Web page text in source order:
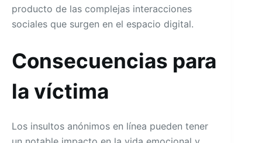
producto de las complejas interacciones
sociales que surgen en el espacio digital.
Consecuencias para
la víctima
Los insultos anónimos en línea pueden tener